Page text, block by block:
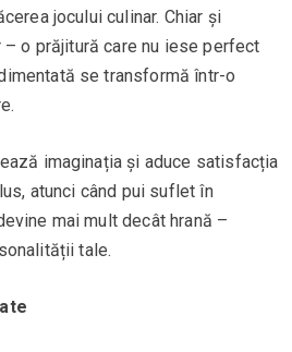
jocului culinar. Chiar și
o prăjitură care nu iese perfect
se transformă într-o
imaginația și aduce satisfacția
atunci când pui suflet în
mai mult decât hrană –
tale.